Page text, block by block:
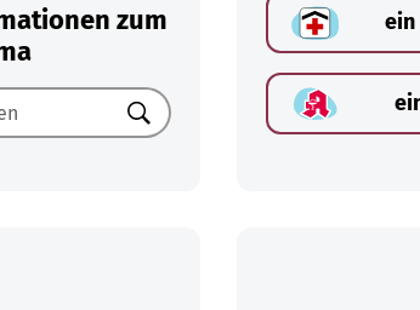
zum
Suchen
ein